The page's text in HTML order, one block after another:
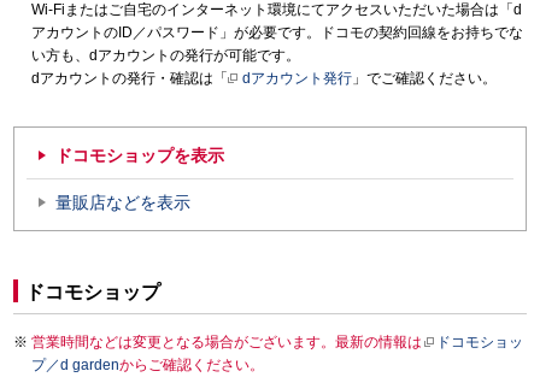
Wi-Fiまたはご自宅のインターネット環境にてアクセスいただいた場合は「d
アカウントのID／パスワード」が必要です。ドコモの契約回線をお持ちでな
い方も、dアカウントの発行が可能です。
dアカウントの発行・確認は「
dアカウント発行 」でご確認ください。
ドコモショップを表示
量販店などを表示
ドコモショップ
営業時間などは変更となる場合がございます。最新の情報は
ドコモショッ
プ／d gardenからご確認ください。